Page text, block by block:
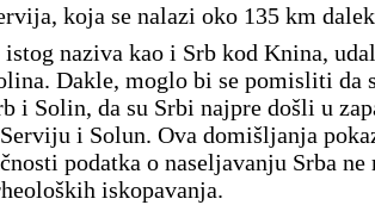
koja se nalazi oko 135 km
istog naziva kao i Srb kod Knina,
Dakle, moglo bi se pomisliti da
i Solin, da su Srbi najpre došli u
i Solun. Ova domišljanja
podatka o naseljavanju Srba
iskopavanja.